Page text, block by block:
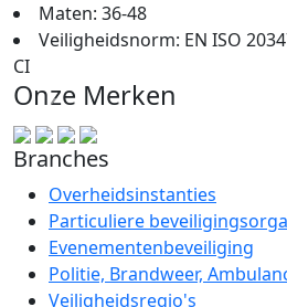
Maten: 36-48
Veiligheidsnorm: EN ISO
CI
Onze Merken
Branches
Overheidsinstanties
Particuliere
Evenementenbeveiliging
Politie, Brandweer,
Veiligheidsregio's